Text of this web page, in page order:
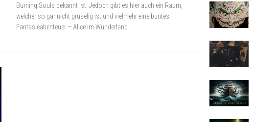
Burning Souls bekannt ist. Jedoch gibt es hier auch ein Raum,
welcher so gar nicht gruselig ist und vielmehr eine buntes
Fantasieabenteuer – Alice im Wunderland.